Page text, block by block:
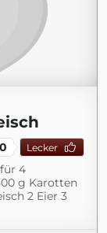
0 Lecker
4
g Karotten
2 Eier 3